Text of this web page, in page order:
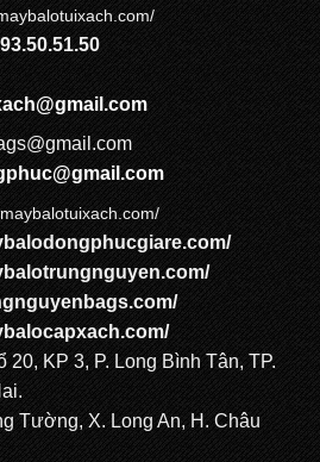
/
/
/
20, KP 3, P. Long Bình Tân, TP.
Tường, X. Long An, H. Châu